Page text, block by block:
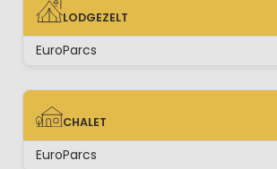
LODGEZELT
LODGEZELT
EuroParcs
CHALET
CHALET
EuroParcs